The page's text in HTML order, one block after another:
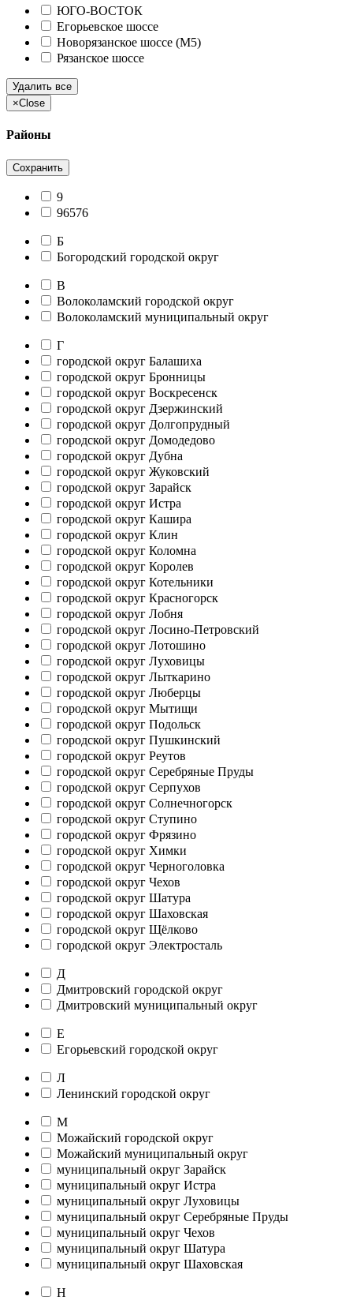
ЮГО-ВОСТОК
Егорьевское шоссе
Новорязанское шоссе (М5)
Рязанское шоссе
Удалить все
×Close
Районы
Сохранить
9
96576
Б
Богородский городской округ
В
Волоколамский городской округ
Волоколамский муниципальный округ
Г
городской округ Балашиха
городской округ Бронницы
городской округ Воскресенск
городской округ Дзержинский
городской округ Долгопрудный
городской округ Домодедово
городской округ Дубна
городской округ Жуковский
городской округ Зарайск
городской округ Истра
городской округ Кашира
городской округ Клин
городской округ Коломна
городской округ Королев
городской округ Котельники
городской округ Красногорск
городской округ Лобня
городской округ Лосино-Петровский
городской округ Лотошино
городской округ Луховицы
городской округ Лыткарино
городской округ Люберцы
городской округ Мытищи
городской округ Подольск
городской округ Пушкинский
городской округ Реутов
городской округ Серебряные Пруды
городской округ Серпухов
городской округ Солнечногорск
городской округ Ступино
городской округ Фрязино
городской округ Химки
городской округ Черноголовка
городской округ Чехов
городской округ Шатура
городской округ Шаховская
городской округ Щёлково
городской округ Электросталь
Д
Дмитровский городской округ
Дмитровский муниципальный округ
Е
Егорьевский городской округ
Л
Ленинский городской округ
М
Можайский городской округ
Можайский муниципальный округ
муниципальный округ Зарайск
муниципальный округ Истра
муниципальный округ Луховицы
муниципальный округ Серебряные Пруды
муниципальный округ Чехов
муниципальный округ Шатура
муниципальный округ Шаховская
Н